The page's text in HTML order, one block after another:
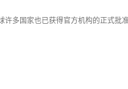
许多国家也已获得官方机构的正式批